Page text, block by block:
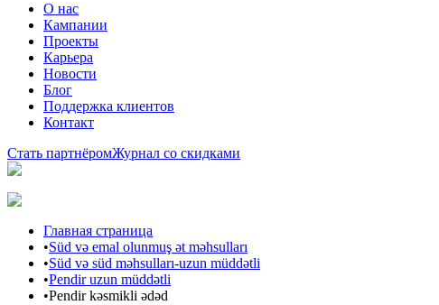
О нас
Кампании
Проекты
Карьера
Новости
Блог
Поддержка клиентов
Контакт
Стать партнёромЖурнал со скидками
Главная страница
•Süd və emal olunmuş ət məhsulları
•Süd və süd məhsulları-uzun müddətli
•Pendir uzun müddətli
•Pendir kəsmikli ədəd